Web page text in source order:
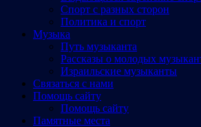
Спорт с разных сторон
Политика и спорт
Музыка
Путь музыканта
Рассказы о молодых
Израильские музыканты
Cвязаться с нами
Помощь сайту
Помощь сайту
Памятные места